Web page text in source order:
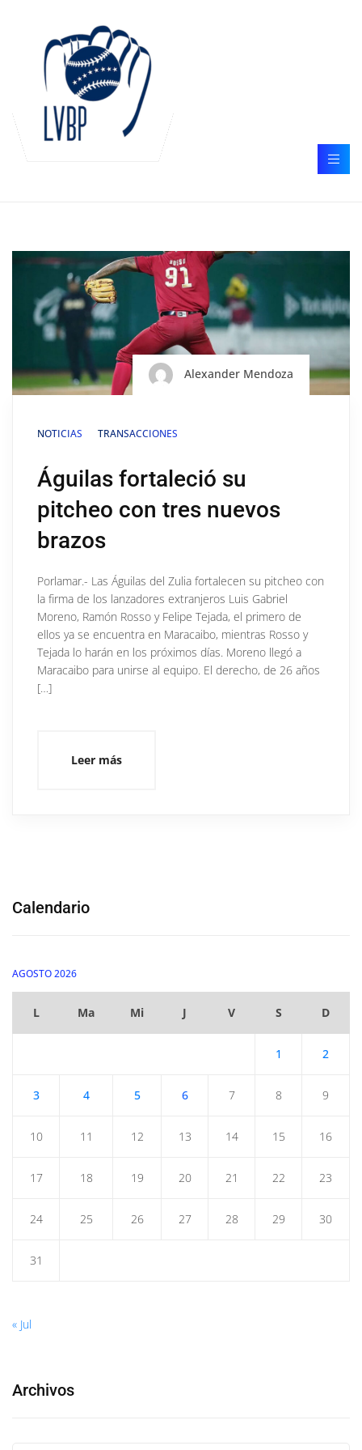
Alexander Mendoza
NOTICIAS TRANSACCIONES
Águilas fortaleció su
pitcheo con tres nuevos
brazos
Porlamar.- Las Águilas del Zulia fortalecen su pitcheo con
la firma de los lanzadores extranjeros Luis Gabriel
Moreno, Ramón Rosso y Felipe Tejada, el primero de
ellos ya se encuentra en Maracaibo, mientras Rosso y
Tejada lo harán en los próximos días. Moreno llegó a
Maracaibo para unirse al equipo. El derecho, de 26 años
[…]
Leer más
Calendario
AGOSTO 2026
L Ma Mi J V S D
1 2
3 4 5 6 7 8 9
10 11 12 13 14 15 16
17 18 19 20 21 22 23
24 25 26 27 28 29 30
31
« Jul
Archivos